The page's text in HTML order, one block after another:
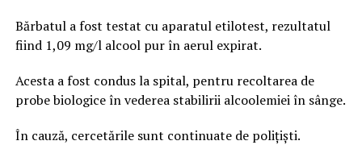
Bărbatul a fost testat cu aparatul etilotest, rezultatul
fiind 1,09 mg/l alcool pur în aerul expirat.
Acesta a fost condus la spital, pentru recoltarea de
probe biologice în vederea stabilirii alcoolemiei în sânge.
În cauză, cercetările sunt continuate de polițiști.